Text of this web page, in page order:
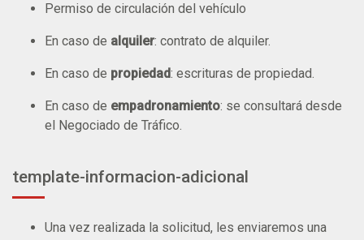
Permiso de circulación del vehículo
En caso de alquiler: contrato de alquiler.
En caso de propiedad: escrituras de propiedad.
En caso de empadronamiento: se consultará desde
el Negociado de Tráfico.
template-informacion-adicional
Una vez realizada la solicitud, les enviaremos una